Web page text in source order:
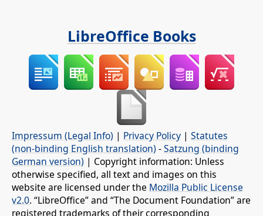
LibreOffice Books
Impressum (Legal Info) | Privacy Policy | Statutes
(non-binding English translation) -Satzung (binding
German version) | Copyright information: Unless
otherwise specified, all text and images on this
website are licensed under the Mozilla Public License
v2.0. “LibreOffice” and “The Document Foundation” are
registered trademarks of their corresponding